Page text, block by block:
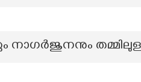
നാഗർജുനനും